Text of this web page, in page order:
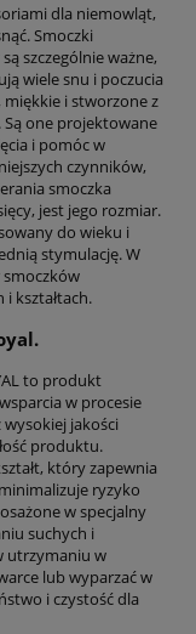
dla niemowląt,
Smoczki
szczególnie ważne,
wiele snu i poczucia
miękkie i stworzone z
Są one projektowane
i pomóc w
czynników,
smoczka
jest jego rozmiar.
do wieku i
stymulację. W
kształtach.
to produkt
w procesie
jakości
produktu.
który zapewnia
ryzyko
w specjalny
suchych i
utrzymaniu w
lub wyparzać w
i czystość dla